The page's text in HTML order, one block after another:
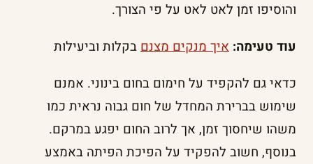
והוסיפו זמן לאט לאט על פי הצורך.
עוד טעימה: איך מנקים מצנםבקלות וביעילות
כדאי גם להקפיד על חימום בחום בינוני. אמנם
שימוש בברירת המחדל של חום גבוה נראית כמו
משהו שיחסוך זמן, אך לרוב החום יפגע במרקם.
בנוסף, חשוב להפקיד על הפיכת הפיתה באמצע